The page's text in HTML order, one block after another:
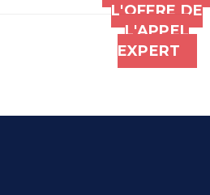
L'OFFRE DE
L'APPEL
EXPERT